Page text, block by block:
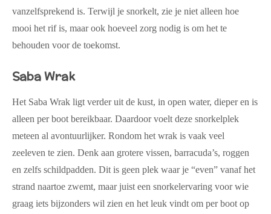
vanzelfsprekend is. Terwijl je snorkelt, zie je niet alleen hoe
mooi het rif is, maar ook hoeveel zorg nodig is om het te
behouden voor de toekomst.
Saba Wrak
Het Saba Wrak ligt verder uit de kust, in open water, dieper en is
alleen per boot bereikbaar. Daardoor voelt deze snorkelplek
meteen al avontuurlijker. Rondom het wrak is vaak veel
zeeleven te zien. Denk aan grotere vissen, barracuda’s, roggen
en zelfs schildpadden. Dit is geen plek waar je “even” vanaf het
strand naartoe zwemt, maar juist een snorkelervaring voor wie
graag iets bijzonders wil zien en het leuk vindt om per boot op